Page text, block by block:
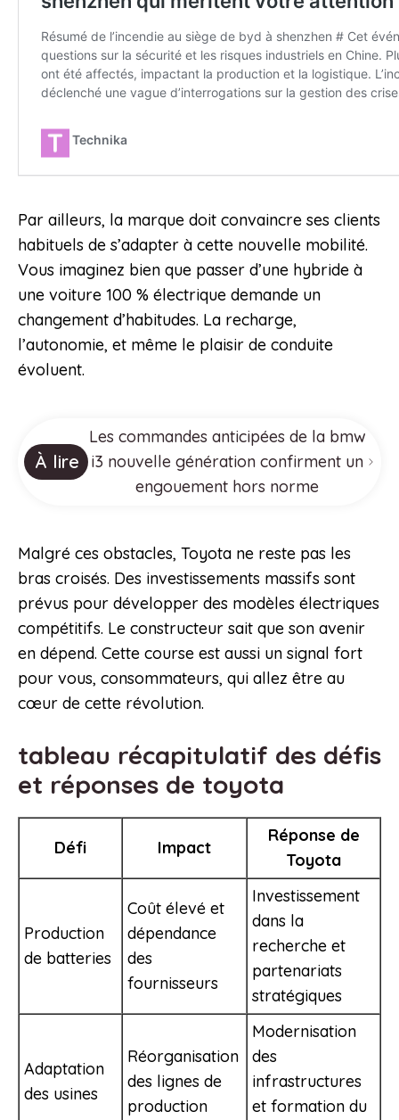
Par ailleurs, la marque doit convaincre ses clients
habituels de s’adapter à cette nouvelle mobilité.
Vous imaginez bien que passer d’une hybride à
une voiture 100 % électrique demande un
changement d’habitudes. La recharge,
l’autonomie, et même le plaisir de conduite
évoluent.
À lire
Les commandes anticipées de la bmw
i3 nouvelle génération confirment un
engouement hors norme
Malgré ces obstacles, Toyota ne reste pas les
bras croisés. Des investissements massifs sont
prévus pour développer des modèles électriques
compétitifs. Le constructeur sait que son avenir
en dépend. Cette course est aussi un signal fort
pour vous, consommateurs, qui allez être au
cœur de cette révolution.
tableau récapitulatif des défis
et réponses de toyota
Défi Impact
Réponse de
Toyota
Production
de batteries
Coût élevé et
dépendance
des
fournisseurs
Investissement
dans la
recherche et
partenariats
stratégiques
Adaptation
des usines
Réorganisation
des lignes de
production
Modernisation
des
infrastructures
et formation du